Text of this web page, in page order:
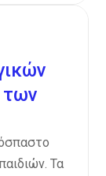
των
Τα